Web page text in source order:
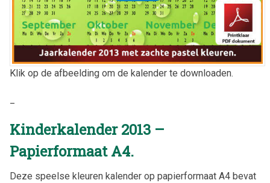
Klik op de afbeelding om de kalender te downloaden.
Kinderkalender 2013 –
Papierformaat A4.
Deze speelse kleuren kalender op papierformaat A4 bevat